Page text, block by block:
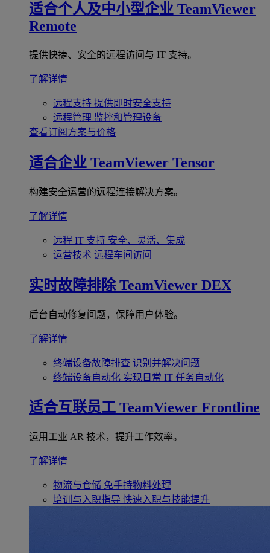
适合个人及中小型企业 TeamViewer
Remote
提供快捷、安全的远程访问与 IT 支持。
了解详情
远程支持 提供即时安全支持
远程管理 监控和管理设备
查看订阅方案与价格
适合企业 TeamViewer Tensor
构建安全运营的远程连接解决方案。
了解详情
远程 IT 支持 安全、灵活、集成
运营技术 远程车间访问
实时故障排除 TeamViewer DEX
后台自动修复问题，保障用户体验。
了解详情
终端设备故障排查 识别并解决问题
终端设备自动化 实现日常 IT 任务自动化
适合互联员工 TeamViewer Frontline
运用工业 AR 技术，提升工作效率。
了解详情
物流与仓储 免手持物料处理
培训与入职指导 快速入职与技能提升